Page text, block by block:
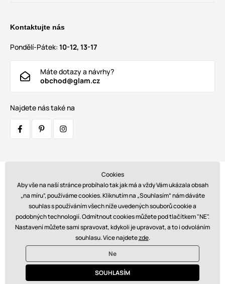
Kontaktujte nás
Pondělí-Pátek: 10-12, 13-17
Máte dotazy a návrhy?
obchod@glam.cz
Najdete nás také na
Platby:
© 2026 www.glam.cz. Technicky zajišťujeSimplia s.r.o.
€ - CZ
Cookies
Aby vše na naší stránce probíhalo tak jak má a vždy Vám ukázala obsah
„na míru”, používáme cookies. Kliknutím na „Souhlasím“ nám dáváte
souhlas s používáním všech níže uvedených souborů cookie a
podobných technologií. Odmítnout cookies můžete pod tlačítkem "NE".
Nastavení můžete sami spravovat, kdykoli je upravovat, a to i odvoláním
souhlasu. Více najdetezde.
Ne
SOUHLASÍM